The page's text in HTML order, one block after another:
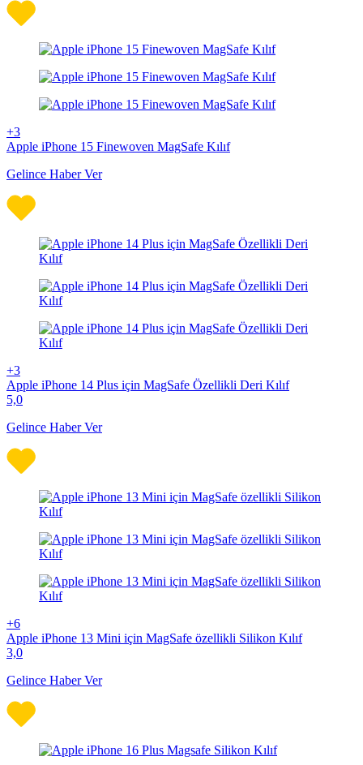
+3
Apple iPhone 15 Finewoven MagSafe Kılıf
Gelince Haber Ver
+3
Apple iPhone 14 Plus için MagSafe Özellikli Deri Kılıf
5,0
Gelince Haber Ver
+6
Apple iPhone 13 Mini için MagSafe özellikli Silikon Kılıf
3,0
Gelince Haber Ver